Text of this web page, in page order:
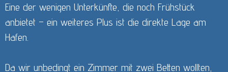
Eine der wenigen Unterkünfte, die noch Frühstück
anbietet – ein weiteres Plus ist die direkte Lage am
Hafen.
Da wir unbedingt ein Zimmer mit zwei Betten wollten,